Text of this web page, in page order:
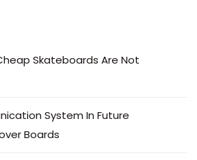
Skateboards Are Not
System In Future
Boards